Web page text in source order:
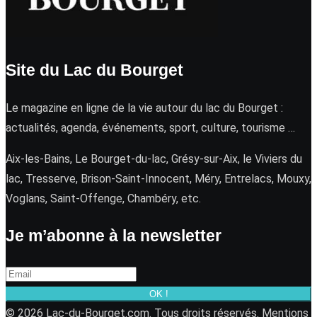
Site du Lac du Bourget
Le magazine en ligne de la vie autour du lac du Bourget :
actualités, agenda, événements, sport, culture, tourisme …
Aix-les-Bains, Le Bourget-du-lac, Grésy-sur-Aix, le Viviers du
lac, Tresserve, Brison-Saint-Innocent, Méry, Entrelacs, Mouxy,
Voglans, Saint-Offenge, Chambéry, etc.
Je m’abonne à la newsletter
OK !
© 2026 Lac-du-Bourget.com. Tous droits réservés. Mentions